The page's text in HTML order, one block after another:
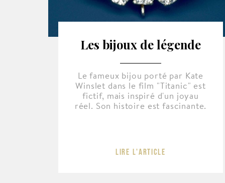
Les bijoux de légende
Le fameux bijou porté par Kate
Winslet dans le film "Titanic" est
fictif, mais inspiré d'un joyau
réel. Son histoire est fascinante.
Lire l'article